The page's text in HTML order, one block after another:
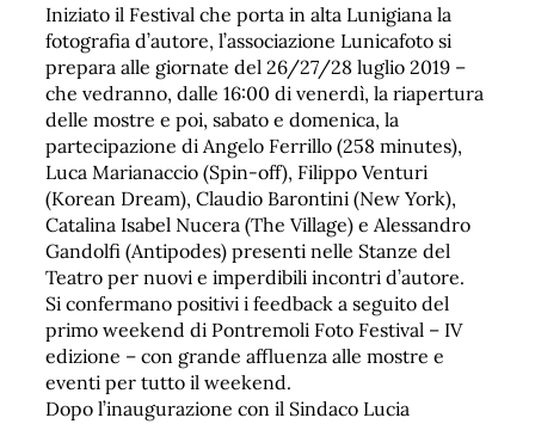
Iniziato il Festival che porta in alta Lunigiana la
fotografia d’autore, l’associazione Lunicafoto si
prepara alle giornate del 26/27/28 luglio 2019 –
che vedranno, dalle 16:00 di venerdì, la riapertura
delle mostre e poi, sabato e domenica, la
partecipazione di Angelo Ferrillo (258 minutes),
Luca Marianaccio (Spin-off), Filippo Venturi
(Korean Dream), Claudio Barontini (New York),
Catalina Isabel Nucera (The Village) e Alessandro
Gandolfi (Antipodes) presenti nelle Stanze del
Teatro per nuovi e imperdibili incontri d’autore.
Si confermano positivi i feedback a seguito del
primo weekend di Pontremoli Foto Festival – IV
edizione – con grande affluenza alle mostre e
eventi per tutto il weekend.
Dopo l’inaugurazione con il Sindaco Lucia